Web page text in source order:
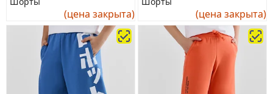
(цена закрыта) (цена закрыта)